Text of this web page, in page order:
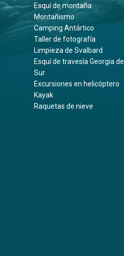
Esquí de montaña
Montañismo
Camping Antártico
Taller de fotografía
Limpieza de Svalbard
Esquí de travesía Georgia del
Sur
Excursiones en helicóptero
Kayak
Raquetas de nieve